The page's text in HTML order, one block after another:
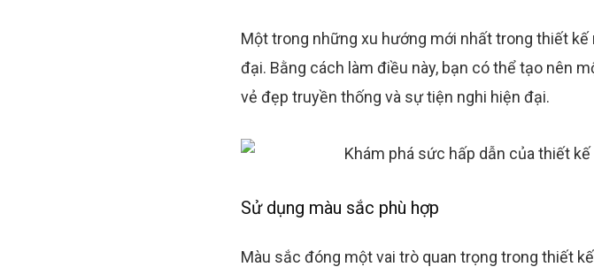
Một trong những xu hướng mới nhất trong thiết
đại. Bằng cách làm điều này, bạn có thể tạo nên
vẻ đẹp truyền thống và sự tiện nghi hiện đại.
Sử dụng màu sắc phù hợp
Màu sắc đóng một vai trò quan trọng trong thiết